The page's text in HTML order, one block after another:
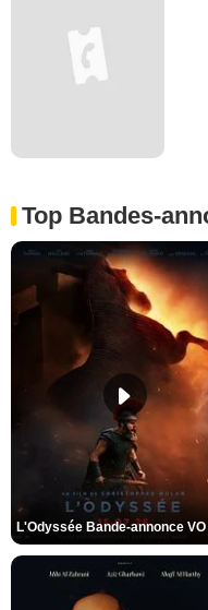
Top Bandes-